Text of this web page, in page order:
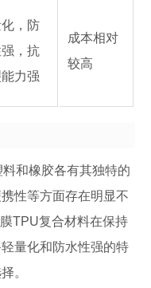
，防
，抗
力强
成本相对
较高
和橡胶各有其独特的
性等方面存在明显不
TPU复合材料在保持
量化和防水性强的特
。